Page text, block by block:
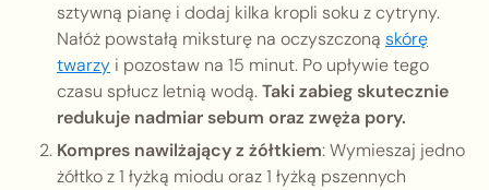
sztywną pianę i dodaj kilka kropli soku z cytryny.
Nałóż powstałą miksturę na oczyszczoną skórę
twarzy i pozostaw na 15 minut. Po upływie tego
czasu spłucz letnią wodą.Taki zabieg skutecznie
redukuje nadmiar sebum oraz zwęża pory.
Kompres nawilżający z żółtkiem: Wymieszaj jedno
żółtko z 1 łyżką miodu oraz 1 łyżką pszennych